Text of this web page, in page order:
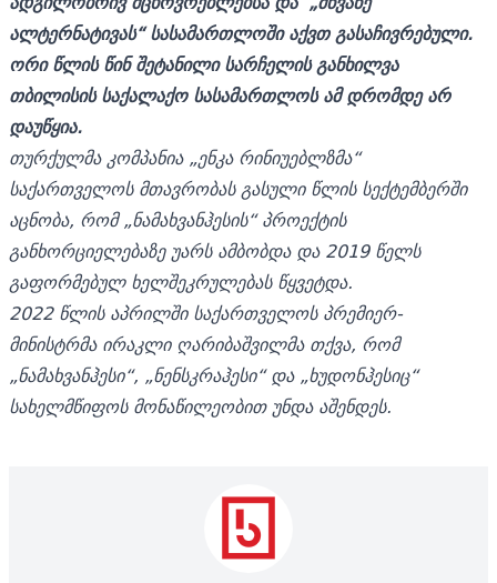
ალტერნატივას“ სასამართლოში აქვთ გასაჩივრებული.
ორი წლის წინ შეტანილი სარჩელის განხილვა
თბილისის საქალაქო სასამართლოს ამ დრომდე არ
დაუწყია.
თურქულმა კომპანია „ენკა რინიუებლზმა“
საქართველოს მთავრობას გასული წლის სექტემბერში
აცნობა, რომ „ნამახვანჰესის“ პროექტის
განხორციელებაზე უარს ამბობდა და 2019 წელს
გაფორმებულ ხელშეკრულებას წყვეტდა.
2022 წლის აპრილში საქართველოს პრემიერ-
მინისტრმა ირაკლი ღარიბაშვილმა თქვა, რომ
„ნამახვანჰესი“, „ნენსკრაჰესი“ და „ხუდონჰესიც“
სახელმწიფოს მონაწილეობით უნდა აშენდეს.